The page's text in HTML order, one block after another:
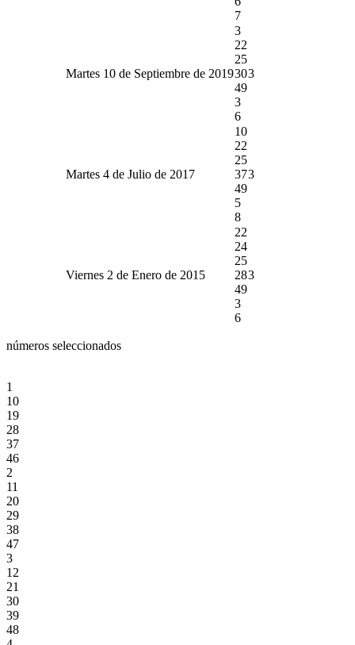
7
Martes 10 de Septiembre de 2019
3
22
25
30
49
3
6
3
Martes 4 de Julio de 2017
10
22
25
37
49
5
8
3
Viernes 2 de Enero de 2015
22
24
25
28
49
3
6
3
números seleccionados
1
10
19
28
37
46
2
11
20
29
38
47
3
12
21
30
39
48